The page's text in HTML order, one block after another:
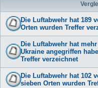
Die Luftabwehr hat 189
Orten wurden Treffer
Die Luftabwehr hat
Ukraine angegriffen
Treffer verzeichnet
Die Luftabwehr hat 102
sieben Orten wurden